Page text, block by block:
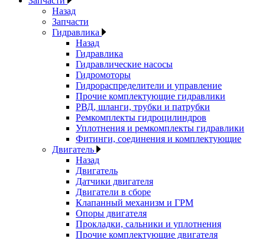
Назад
Запчасти
Гидравлика
Назад
Гидравлика
Гидравлические насосы
Гидромоторы
Гидрораспределители и управление
Прочие комплектующие гидравлики
РВД, шланги, трубки и патрубки
Ремкомплекты гидроцилиндров
Уплотнения и ремкомплекты гидравлики
Фитинги, соединения и комплектующие
Двигатель
Назад
Двигатель
Датчики двигателя
Двигатели в сборе
Клапанный механизм и ГРМ
Опоры двигателя
Прокладки, сальники и уплотнения
Прочие комплектующие двигателя